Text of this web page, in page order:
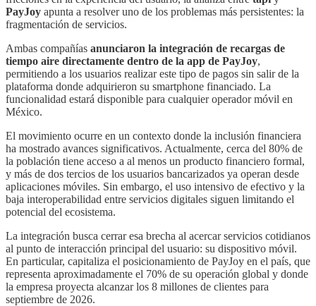
PayJoy apunta a resolver uno de los problemas más persistentes: la
fragmentación de servicios.
Ambas compañías anunciaron la integración de recargas de
tiempo aire directamente dentro de la app de PayJoy,
permitiendo a los usuarios realizar este tipo de pagos sin salir de la
plataforma donde adquirieron su smartphone financiado. La
funcionalidad estará disponible para cualquier operador móvil en
México.
El movimiento ocurre en un contexto donde la inclusión financiera
ha mostrado avances significativos. Actualmente, cerca del 80% de
la población tiene acceso a al menos un producto financiero formal,
y más de dos tercios de los usuarios bancarizados ya operan desde
aplicaciones móviles. Sin embargo, el uso intensivo de efectivo y la
baja interoperabilidad entre servicios digitales siguen limitando el
potencial del ecosistema.
La integración busca cerrar esa brecha al acercar servicios cotidianos
al punto de interacción principal del usuario: su dispositivo móvil.
En particular, capitaliza el posicionamiento de PayJoy en el país, que
representa aproximadamente el 70% de su operación global y donde
la empresa proyecta alcanzar los 8 millones de clientes para
septiembre de 2026.